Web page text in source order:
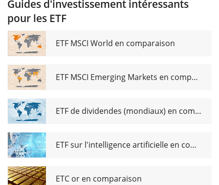
Value
Factor
ETF Dist
Guides d'investissement intéressants
pour les ETF
ETF MSCI World en comparaison
ETF MSCI Emerging Markets en comparaison
ETF de dividendes (mondiaux) en comparaison
ETF sur l'intelligence artificielle en comparaison
ETC or en comparaison